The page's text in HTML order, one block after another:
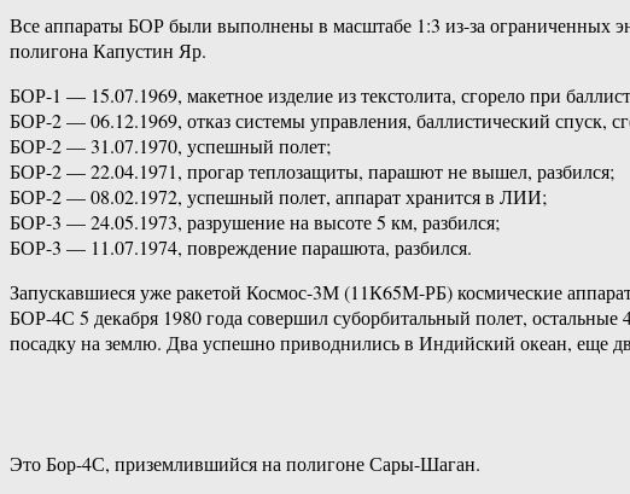
Все аппараты БОР были выполнены в масштабе 1:3 из-за ограниченных
полигона Капустин Яр.
БОР-1 — 15.07.1969, макетное изделие из текстолита, сгорело при
БОР-2 — 06.12.1969, отказ системы управления, баллистический спуск,
БОР-2 — 31.07.1970, успешный полет;
БОР-2 — 22.04.1971, прогар теплозащиты, парашют не вышел, разбился;
БОР-2 — 08.02.1972, успешный полет, аппарат хранится в ЛИИ;
БОР-3 — 24.05.1973, разрушение на высоте 5 км, разбился;
БОР-3 — 11.07.1974, повреждение парашюта, разбился.
Запускавшиеся уже ракетой Космос-3М (11К65М-РБ) космические
БОР-4С 5 декабря 1980 года совершил суборбитальный полет,
посадку на землю. Два успешно приводнились в Индийский океан, еще
Это Бор-4С, приземлившийся на полигоне Сары-Шаган.